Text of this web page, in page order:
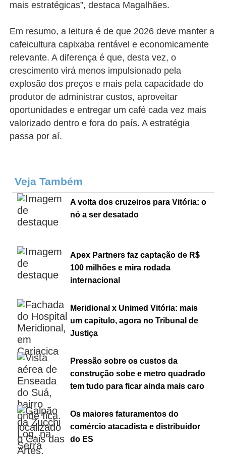
mais estratégicas”, destaca Magalhães.
Em resumo, a leitura é de que 2026 deve manter a
cafeicultura capixaba rentável e economicamente
relevante. A diferença é que, desta vez, o
crescimento virá menos impulsionado pela
explosão dos preços e mais pela capacidade do
produtor de administrar custos, aproveitar
oportunidades e entregar um café cada vez mais
valorizado dentro e fora do país. A estratégia
passa por aí.
Veja Também
A volta dos cruzeiros para Vitória: o
nó a ser desatado
Apex Partners faz captação de R$
100 milhões e mira rodada
internacional
Meridional x Unimed Vitória: mais
um capítulo, agora no Tribunal de
Justiça
Pressão sobre os custos da
construção sobe e metro quadrado
tem tudo para ficar ainda mais caro
Os maiores faturamentos do
comércio atacadista e distribuidor
do ES